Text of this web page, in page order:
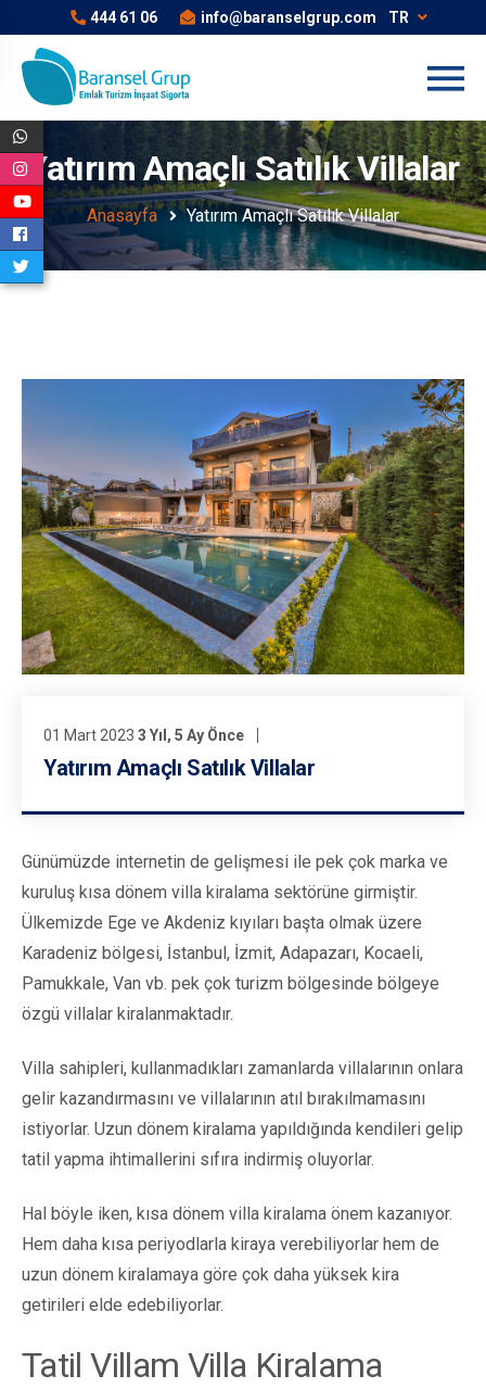
444 61 06 info@baranselgrup.com TR
Yatırım Amaçlı Satılık Villalar
Anasayfa Yatırım Amaçlı Satılık Villalar
01 Mart 2023 3 Yıl, 5 Ay Önce
Yatırım Amaçlı Satılık Villalar
Günümüzde internetin de gelişmesi ile pek çok marka ve
kuruluş kısa dönem villa kiralama sektörüne girmiştir.
Ülkemizde Ege ve Akdeniz kıyıları başta olmak üzere
Karadeniz bölgesi, İstanbul, İzmit, Adapazarı, Kocaeli,
Pamukkale, Van vb. pek çok turizm bölgesinde bölgeye
özgü villalar kiralanmaktadır.
Villa sahipleri, kullanmadıkları zamanlarda villalarının onlara
gelir kazandırmasını ve villalarının atıl bırakılmamasını
istiyorlar. Uzun dönem kiralama yapıldığında kendileri gelip
tatil yapma ihtimallerini sıfıra indirmiş oluyorlar.
Hal böyle iken, kısa dönem villa kiralama önem kazanıyor.
Hem daha kısa periyodlarla kiraya verebiliyorlar hem de
uzun dönem kiralamaya göre çok daha yüksek kira
getirileri elde edebiliyorlar.
Tatil Villam Villa Kiralama